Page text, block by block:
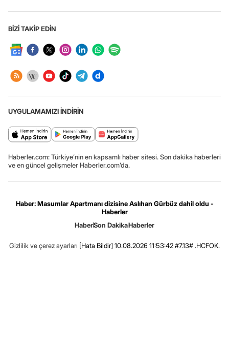
BİZİ TAKİP EDİN
UYGULAMAMIZI İNDİRİN
Haberler.com: Türkiye’nin en kapsamlı haber sitesi. Son dakika haberleri
ve en güncel gelişmeler Haberler.com’da.
Haber: Masumlar Apartmanı dizisine Aslıhan Gürbüz dahil oldu -
Haberler
HaberSon DakikaHaberler
Gizlilik ve çerez ayarları [Hata Bildir] 10.08.2026 11:53:42 #7.13# .HCFOK.